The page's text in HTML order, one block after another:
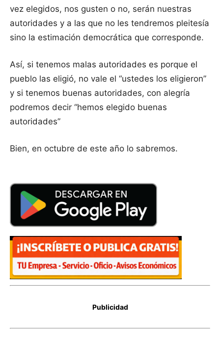
vez elegidos, nos gusten o no, serán nuestras
autoridades y a las que no les tendremos pleitesía
sino la estimación democrática que corresponde.
Así, si tenemos malas autoridades es porque el
pueblo las eligió, no vale el “ustedes los eligieron”
y si tenemos buenas autoridades, con alegría
podremos decir “hemos elegido buenas
autoridades”
Bien, en octubre de este año lo sabremos.
Publicidad